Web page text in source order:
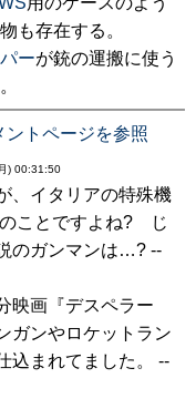
も存在する。
ーが銃の運搬に使う
ントページを参照
) 00:31:50
、イタリアの特殊機
ことですよね? じ
のガンマンは…? --
映画『デスペラー
ガンやロケットラン
込まれてました。 --